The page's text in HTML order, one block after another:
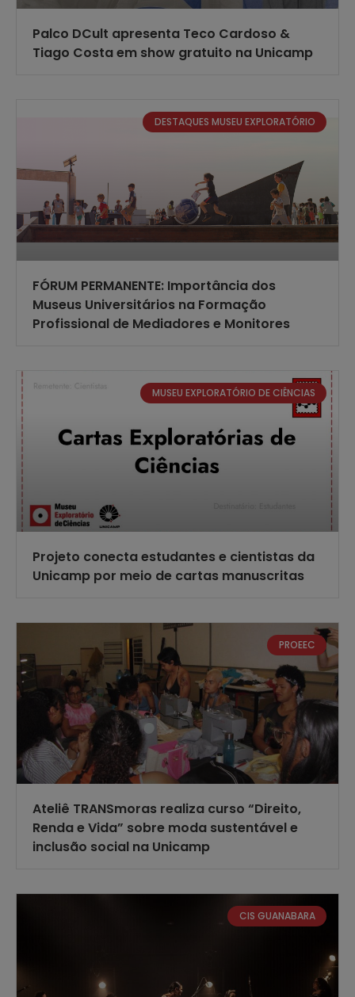
Palco DCult apresenta Teco Cardoso &
Tiago Costa em show gratuito na Unicamp
DESTAQUES MUSEU EXPLORATÓRIO
FÓRUM PERMANENTE: Importância dos
Museus Universitários na Formação
Profissional de Mediadores e Monitores
MUSEU EXPLORATÓRIO DE CIÊNCIAS
Projeto conecta estudantes e cientistas da
Unicamp por meio de cartas manuscritas
PROEEC
Ateliê TRANSmoras realiza curso “Direito,
Renda e Vida” sobre moda sustentável e
inclusão social na Unicamp
CIS GUANABARA